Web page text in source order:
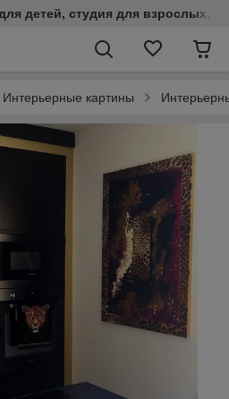
детей, студия для взрослых.
Интерьерные картины